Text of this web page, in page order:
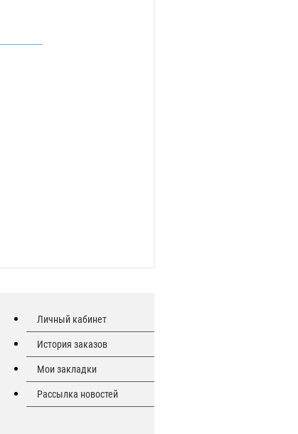
Личный кабинет
История заказов
Мои закладки
Рассылка новостей